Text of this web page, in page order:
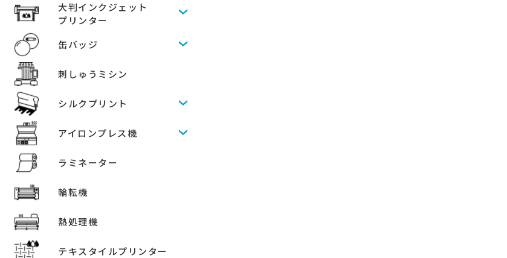
大判インクジェット
プリンター
缶バッジ
刺しゅうミシン
シルクプリント
アイロンプレス機
ラミネーター
輪転機
熱処理機
テキスタイルプリンター